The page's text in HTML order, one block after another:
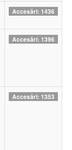
Accesări: 1436
Accesări: 1396
Accesări: 1353